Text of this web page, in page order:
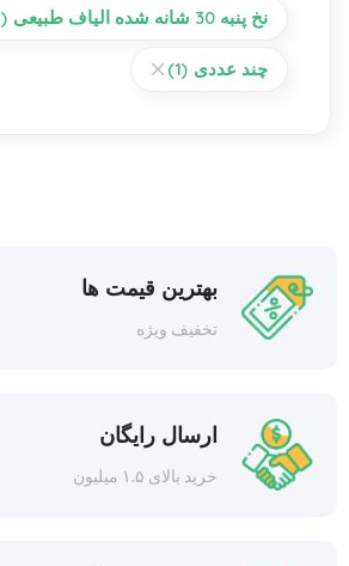
نخ پنبه 30 شانه شده الیاف طبیعی (1)
چند عددی (1)
بهترین قیمت ها
تخفیف ویژه
ارسال رایگان
خرید بالای ۱.۵ میلیون